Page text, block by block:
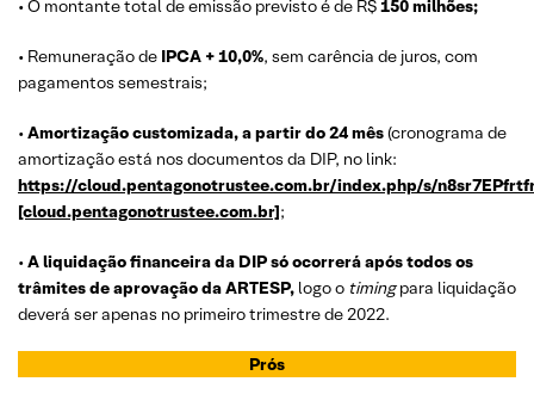
• O montante total de emissão previsto é de R$150 milhões;
• Remuneração de IPCA + 10,0%, sem carência de juros, com
pagamentos semestrais;
•Amortização customizada, a partir do 24 mês(cronograma de
amortização está nos documentos da DIP, no link:
https://cloud.pentagonotrustee.com.br/index.php/s/
[cloud.pentagonotrustee.com.br];
•A liquidação financeira da DIP só ocorrerá após todos os
trâmites de aprovação da ARTESP, logo o timingpara liquidação
deverá ser apenas no primeiro trimestre de 2022.
Prós